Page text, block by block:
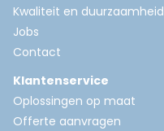
Kwaliteit en duurzaamheid
Jobs
Contact
Klantenservice
Oplossingen op maat
Offerte aanvragen